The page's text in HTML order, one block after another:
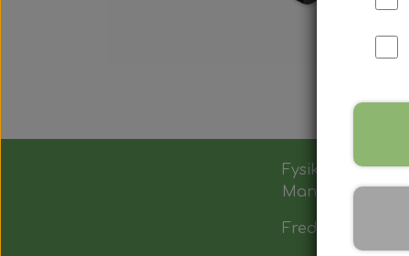
Fysik butik :
Man-Tors : 12:00
Fredag : 14:00 -